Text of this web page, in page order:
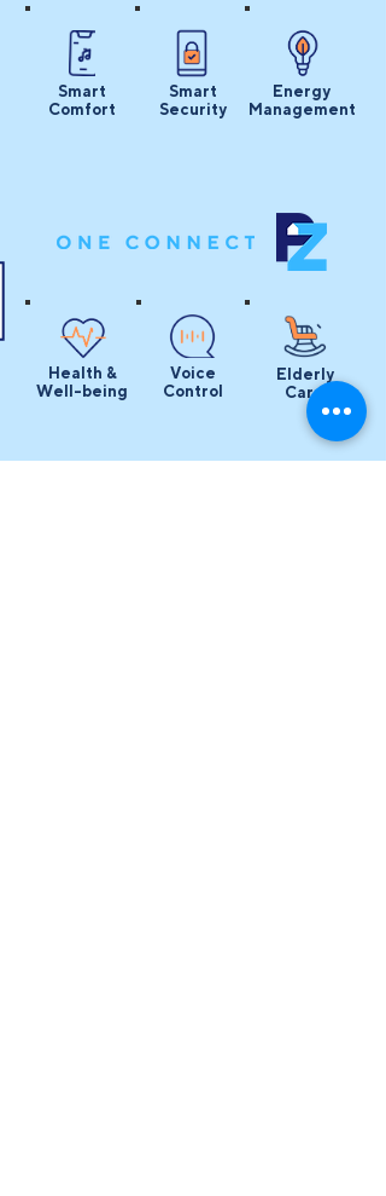
Health &
Well-being
Voice
Control
Elderly
Care
Smart
Security
Smart
Comfort
Energy
Management